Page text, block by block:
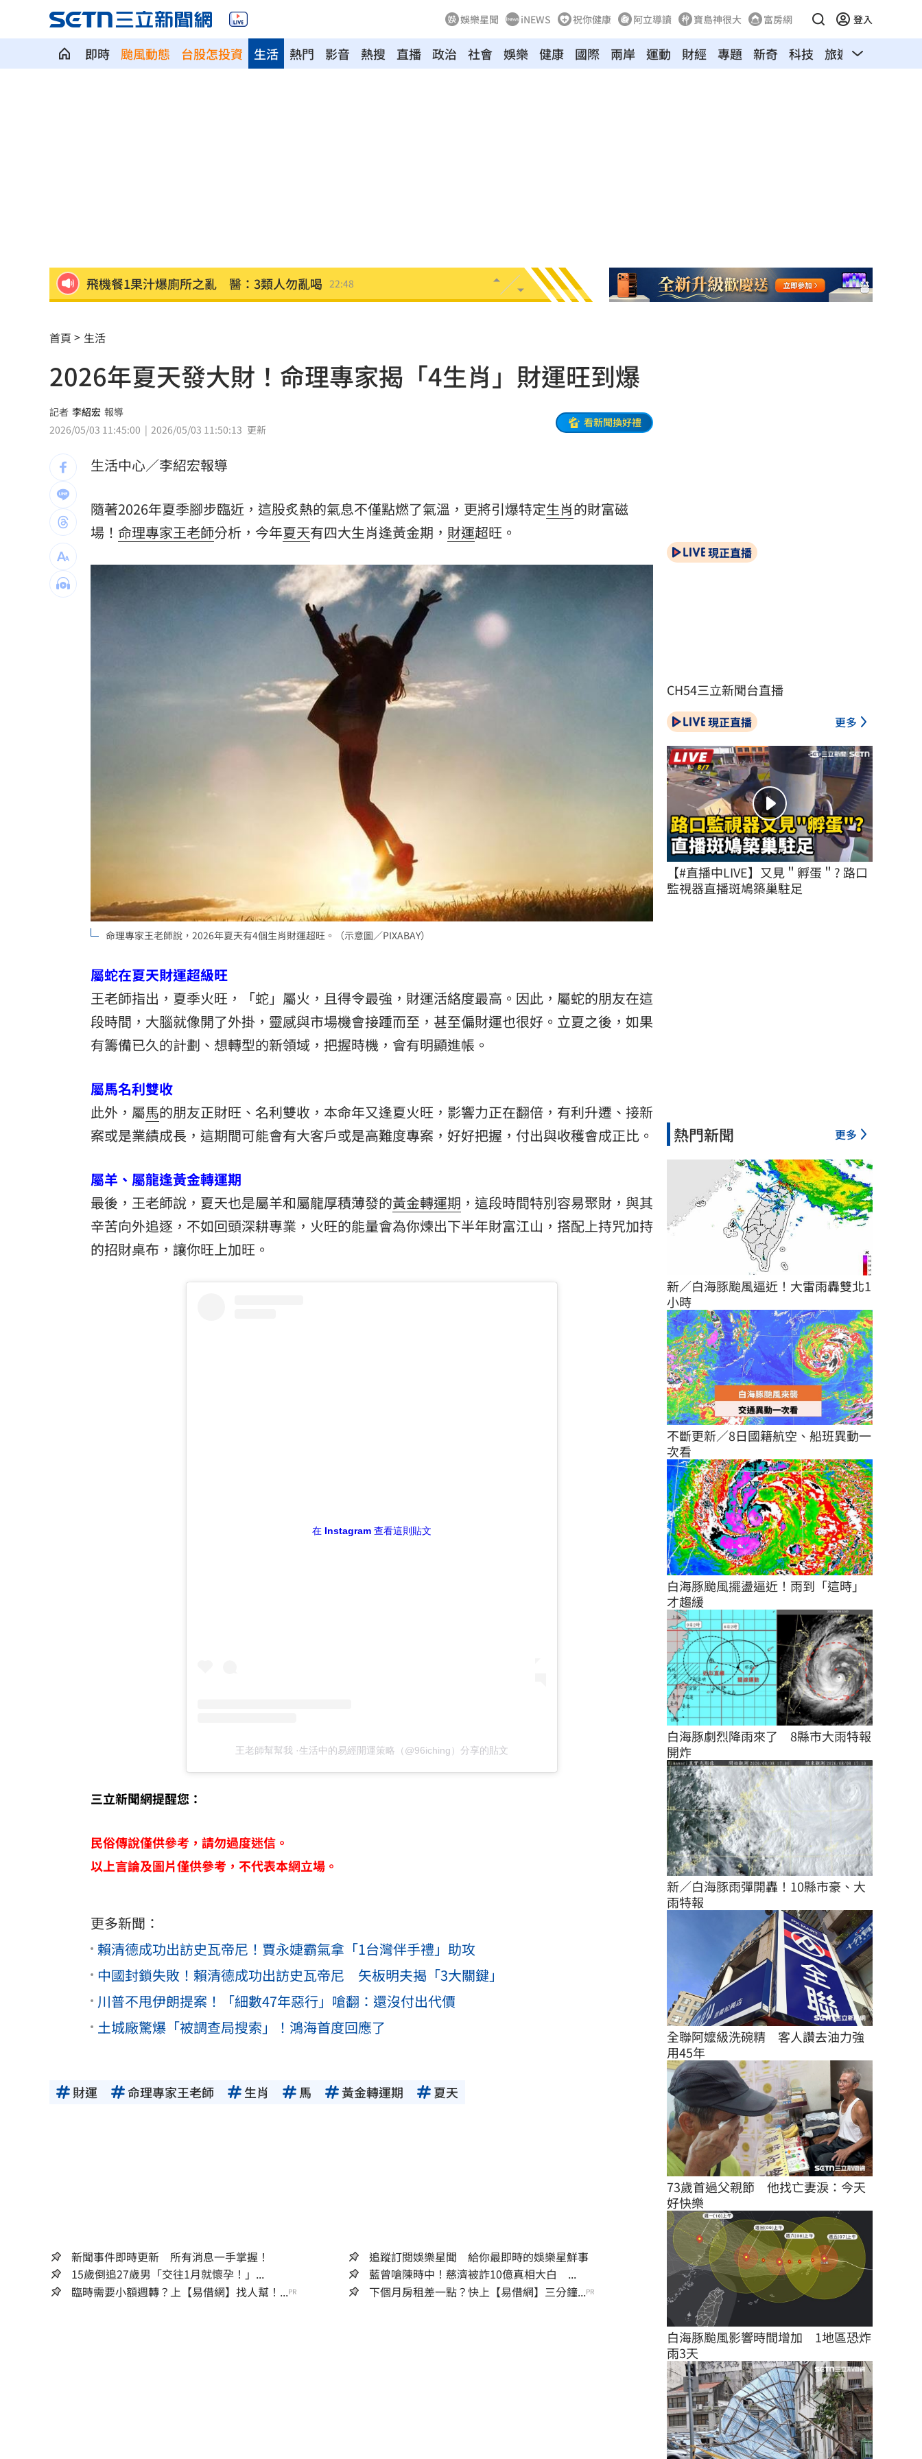
娛樂星聞 iNEWS 祝你健康 阿立導讀 寶島神很大 富房網 登入
即時 颱風動態 台股怎投資 熱門 影音 熱搜 直播 政治 社會 娛樂
生活 健康 國際 兩岸 運動 財經 專題 新奇 科技 旅遊 汽車
飛機餐1果汁爆廁所之亂 醫：3類人勿亂喝 22:48
白海豚發威！宜蘭強風磁磚砸、樹倒
白海豚外圍雨帶特別紮實 鄭明典：別出門 22:29
有片／貴州通天河「爆乳正妹伴漂」價碼曝
慈濟買BNT遭詐 網朝聖郭董大小姐貼文
宜蘭強風「店家玻璃門被吹爆」員工嚇抱頭
配合漢光！管碧玲視導平戰轉換與出港課目 22:15
向姜厚任道歉 田路路：我要找的是楊光友 22:13
男傳訊醫院粉專「殺死掛號小姐」辯忘吃藥 22:11
晚飯煮太慢！婦遭小叔斬首 頭掛樹上示警 22:07
22:02
22:02
人妻被嫌上菜慢 遭毒癮小叔斧砍死頭掛樹
男大生遭脫光圍毆亡 主嫌輕度智障判無期
商場戰國來臨 台中「頂奢大道」逐漸成形
12:00
「拍片人的多重宇宙」職涯論壇9/12登場！ 10:30
8國球員齊聚高雄 Formosa 7s掀足球熱潮
理想混蛋號召粉絲跨海追星吃美食！
首頁 生活
2026年夏天發大財！命理專家揭「4生肖」財運旺到爆
記者 李紹宏 報導
2026/05/03 11:45:00
2026/05/03 11:50:13 更新
看新聞換好禮
生活中心／李紹宏報導
隨著2026年夏季腳步臨近，這股炙熱的氣息不僅點燃了氣溫，更將引爆特定生肖的財富磁
場！ 命理專家王老師分析，今年夏天有四大生肖逢黃金期， 財運超旺。
命理專家王老師說，2026年夏天有4個生肖財運超旺。（示意圖／PIXABAY）
屬蛇在夏天財運超級旺
王老師指出，夏季火旺，「蛇」屬火，且得令最強，財運活絡度最高。因此，屬蛇的朋友在這
段時間，大腦就像開了外掛，靈感與市場機會接踵而至，甚至偏財運也很好。立夏之後，如果
有籌備已久的計劃、想轉型的新領域，把握時機，會有明顯進帳。
屬馬名利雙收
此外，屬馬的朋友正財旺、名利雙收，本命年又逢夏火旺，影響力正在翻倍，有利升遷、接新
案或是業績成長，這期間可能會有大客戶或是高難度專案，好好把握，付出與收穫會成正比。
屬羊、屬龍逢黃金轉運期
最後，王老師說，夏天也是屬羊和屬龍厚積薄發的黃金轉運期 ，這段時間特別容易聚財，與其
辛苦向外追逐，不如回頭深耕專業，火旺的能量會為你煉出下半年財富江山，搭配上持咒加持
的招財桌布，讓你旺上加旺。
在 Instagram 查看這則貼文
王老師幫幫我 ·生活中的易經開運策略（@96iching）分享的貼文
三立新聞網提醒您：
民俗傳說僅供參考，請勿過度迷信。
以上言論及圖片僅供參考，不代表本網立場。
更多新聞：
賴清德成功出訪史瓦帝尼！賈永婕霸氣拿「1台灣伴手禮」助攻
中國封鎖失敗！賴清德成功出訪史瓦帝尼 矢板明夫揭「3大關鍵」
川普不甩伊朗提案！「細數47年惡行」嗆翻：還沒付出代價
土城廠驚爆「被調查局搜索」！鴻海首度回應了
財運 命理專家王老師 生肖 馬 黃金轉運期 夏天
新聞事件即時更新 所有消息一手掌握！
追蹤訂閱娛樂星聞 給你最即時的娛樂星鮮事
15歲倒追27歲男「交往1月就懷孕！」...
藍曾嗆陳時中！慈濟被詐10億真相大白 ...
臨時需要小額週轉？上【易借網】找人幫！...PR 下個月房租差一點？快上【易借網】三分鐘...PR
現正直播
CH54三立新聞台直播
現正直播 更多
【#直播中LIVE】又見＂孵蛋＂? 路口
監視器直播斑鳩築巢駐足
熱門新聞 更多
新／白海豚颱風逼近！大雷雨轟雙北1
小時
不斷更新／8日國籍航空、船班異動一
次看
白海豚颱風擺盪逼近！雨到「這時」
才趨緩
白海豚劇烈降雨來了　8縣市大雨特報
開炸
新／白海豚雨彈開轟！10縣市豪、大
雨特報
全聯阿嬤級洗碗精　客人讚去油力強
用45年
73歲首過父親節　他找亡妻淚：今天
好快樂
白海豚颱風影響時間增加　1地區恐炸
雨3天